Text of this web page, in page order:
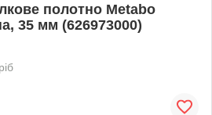
полотно Metabo
35 мм (626973000)